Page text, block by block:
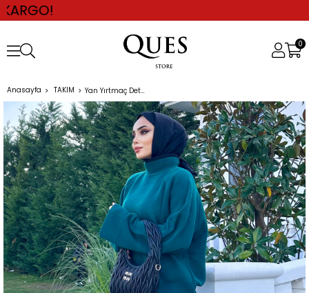
0
Anasayfa TAKIM Yan Yırtmaç Detay Triko Takım YEŞİL